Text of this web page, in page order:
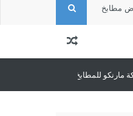
مطابخ ا
ل
روم مطابخ كلاسيك